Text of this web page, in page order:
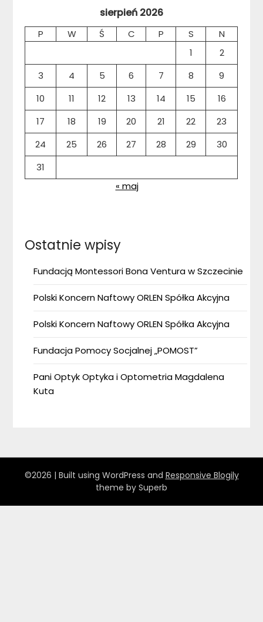
sierpień 2026
P W Ś C P S
N
1
2
3
4 5 6 7 8
9
10
11 12 13 14 15
16
17
18 19 20 21 22
23
24
25 26 27 28 29
30
31
« maj
Ostatnie wpisy
Fundacją Montessori Bona Ventura w Szczecinie
Polski Koncern Naftowy ORLEN Spółka Akcyjna
Polski Koncern Naftowy ORLEN Spółka Akcyjna
Fundacja Pomocy Socjalnej „POMOST”
Pani Optyk Optyka i Optometria Magdalena
Kuta
©2026 | Built using WordPress and Responsive Blogily
theme by Superb